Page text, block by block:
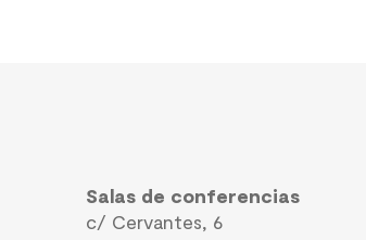
Salas de conferencias
c/ Cervantes, 6